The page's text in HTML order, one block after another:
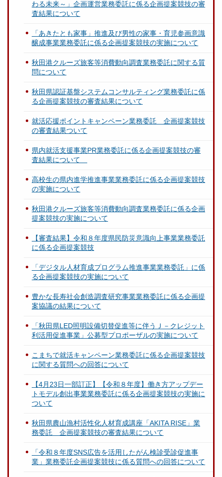
わる未来～」企画運営業務委託に係る企画提案競技の審
査結果について
「あきたとも家事」推進及び男性の家事・育児参画意識
醸成事業業務委託に係る企画提案競技の実施について
秋田港クルーズ旅客等消費動向調査業務委託に関する質
問について
秋田県認証基盤システムコンサルティング業務委託に係
る企画提案競技の審査結果について
就活応援ポイントキャンペーン業務委託 企画提案競技
の審査結果ついて
県内就活支援事業PR業務委託に係る企画提案競技の審
査結果について
高校生の県内進学推進事業業務委託に係る企画提案競技
の実施について
秋田港クルーズ旅客等消費動向調査業務委託に係る企画
提案競技の実施について
【審査結果】令和８年度県民防災意識向上事業業務委託
に係る企画提案競技
「デジタル人材育成プログラム推進事業業務委託」に係
る企画提案競技の実施について
豊かな長寿社会創造調査研究事業業務委託に係る企画提
案協議の結果について
「秋田県LED照明設備切替促進等に伴うＪ－クレジット
利活用促進事業」公募型プロポーザルの実施について
こまちで就活キャンペーン業務委託に係る企画提案競技
に関する質問への回答について
【4月23日一部訂正】【令和８年度】働き方アップデー
トモデル創出事業業務委託に係る企画提案競技の実施に
ついて
秋田県農山漁村活性化人材育成講座「AKITA RISE」業
務委託 企画提案競技の審査結果について
「令和８年度SNS広告を活用したがん検診受診促進事
業」業務委託企画提案競技に係る質問への回答について